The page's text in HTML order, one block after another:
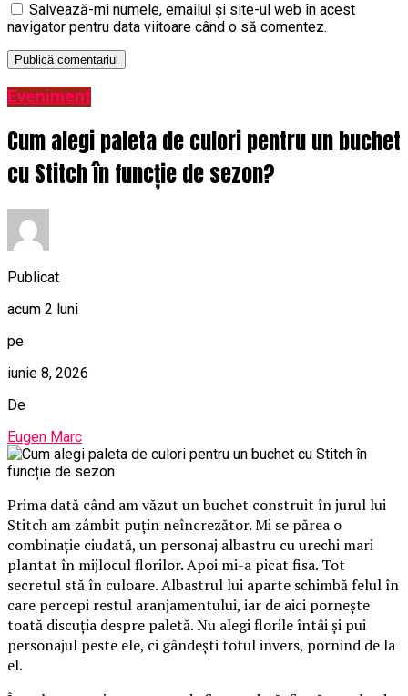
Salvează-mi numele, emailul și site-ul web în acest
navigator pentru data viitoare când o să comentez.
Eveniment
Cum alegi paleta de culori pentru un buchet
cu Stitch în funcție de sezon?
Publicat
acum 2 luni
pe
iunie 8, 2026
De
Eugen Marc
Prima dată când am văzut un buchet construit în jurul lui
Stitch am zâmbit puțin neîncrezător. Mi se părea o
combinație ciudată, un personaj albastru cu urechi mari
plantat în mijlocul florilor. Apoi mi-a picat fisa. Tot
secretul stă în culoare. Albastrul lui aparte schimbă felul în
care percepi restul aranjamentului, iar de aici pornește
toată discuția despre paletă. Nu alegi florile întâi și pui
personajul peste ele, ci gândești totul invers, pornind de la
el.